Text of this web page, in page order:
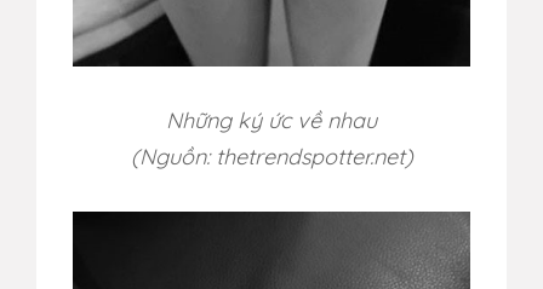
Những ký ức về nhau
(Nguồn: thetrendspotter.net)